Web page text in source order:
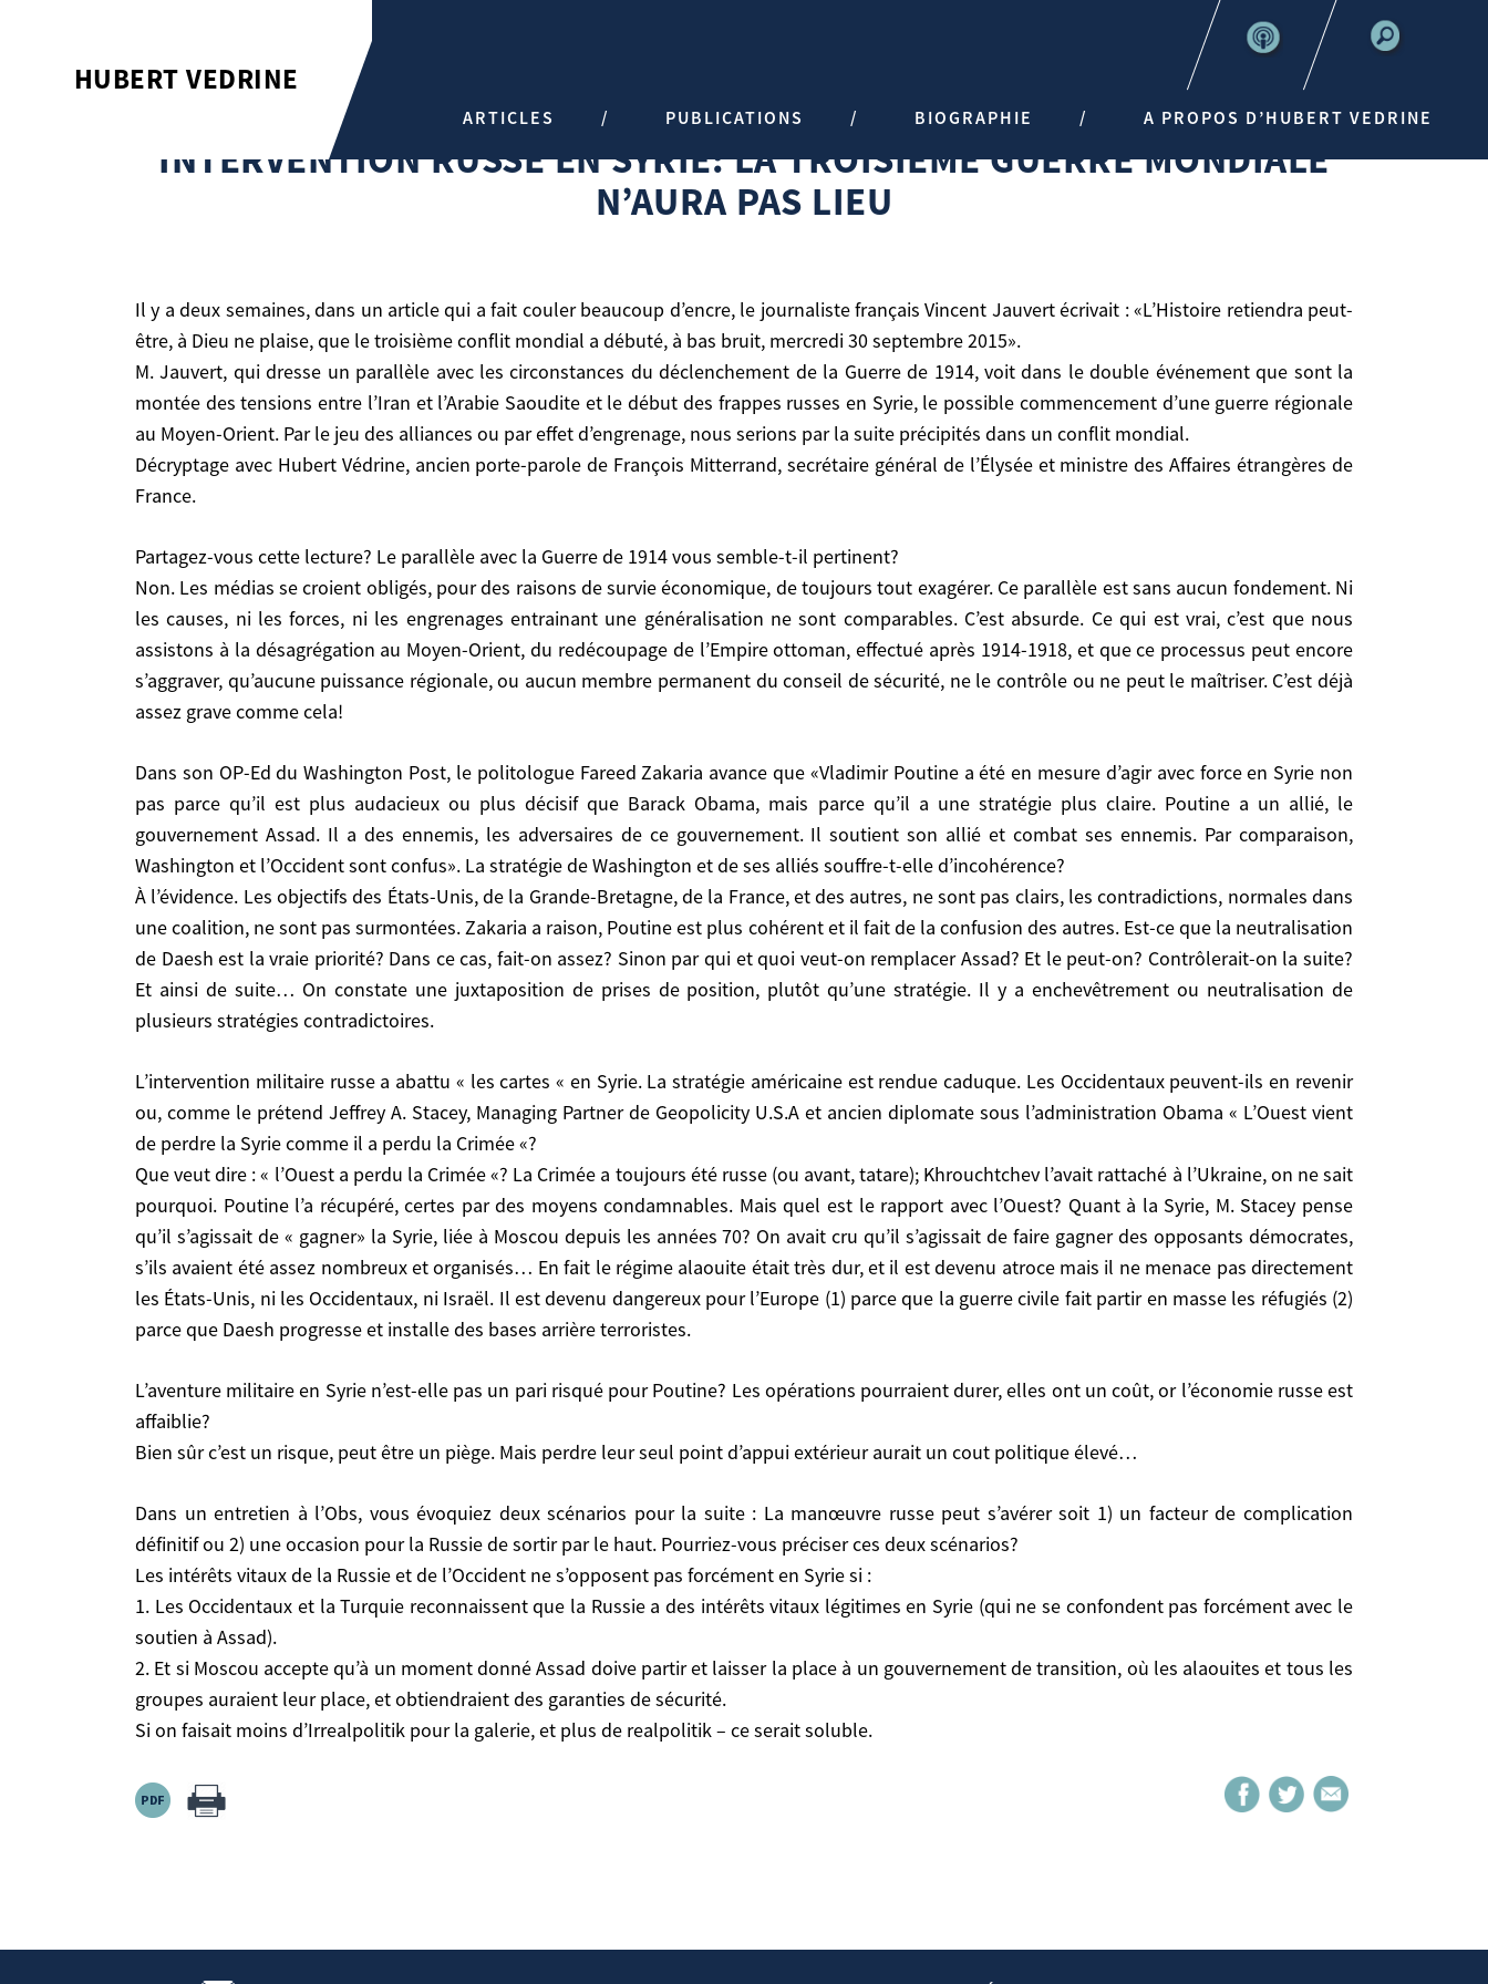
HUBERT VEDRINE
ARTICLES PUBLICATIONS BIOGRAPHIE A PROPOS D’HUBERT VEDRINE
INTERVENTION RUSSE EN SYRIE: LA TROISIÈME GUERRE MONDIALE
N’AURA PAS LIEU
Il y a deux semaines, dans un article qui a fait couler beaucoup d’encre, le journaliste français Vincent Jauvert écrivait : «L’Histoire retiendra peut-
être, à Dieu ne plaise, que le troisième conflit mondial a débuté, à bas bruit, mercredi 30 septembre 2015».
M. Jauvert, qui dresse un parallèle avec les circonstances du déclenchement de la Guerre de 1914, voit dans le double événement que sont la
montée des tensions entre l’Iran et l’Arabie Saoudite et le début des frappes russes en Syrie, le possible commencement d’une guerre régionale
au Moyen-Orient. Par le jeu des alliances ou par effet d’engrenage, nous serions par la suite précipités dans un conflit mondial.
Décryptage avec Hubert Védrine, ancien porte-parole de François Mitterrand, secrétaire général de l’Élysée et ministre des Affaires étrangères de
France.
Partagez-vous cette lecture? Le parallèle avec la Guerre de 1914 vous semble-t-il pertinent?
Non. Les médias se croient obligés, pour des raisons de survie économique, de toujours tout exagérer. Ce parallèle est sans aucun fondement. Ni
les causes, ni les forces, ni les engrenages entrainant une généralisation ne sont comparables. C’est absurde. Ce qui est vrai, c’est que nous
assistons à la désagrégation au Moyen-Orient, du redécoupage de l’Empire ottoman, effectué après 1914-1918, et que ce processus peut encore
s’aggraver, qu’aucune puissance régionale, ou aucun membre permanent du conseil de sécurité, ne le contrôle ou ne peut le maîtriser. C’est déjà
assez grave comme cela!
Dans son OP-Ed du Washington Post, le politologue Fareed Zakaria avance que «Vladimir Poutine a été en mesure d’agir avec force en Syrie non
pas parce qu’il est plus audacieux ou plus décisif que Barack Obama, mais parce qu’il a une stratégie plus claire. Poutine a un allié, le
gouvernement Assad. Il a des ennemis, les adversaires de ce gouvernement. Il soutient son allié et combat ses ennemis. Par comparaison,
Washington et l’Occident sont confus». La stratégie de Washington et de ses alliés souffre-t-elle d’incohérence?
À l’évidence. Les objectifs des États-Unis, de la Grande-Bretagne, de la France, et des autres, ne sont pas clairs, les contradictions, normales dans
une coalition, ne sont pas surmontées. Zakaria a raison, Poutine est plus cohérent et il fait de la confusion des autres. Est-ce que la neutralisation
de Daesh est la vraie priorité? Dans ce cas, fait-on assez? Sinon par qui et quoi veut-on remplacer Assad? Et le peut-on? Contrôlerait-on la suite?
Et ainsi de suite… On constate une juxtaposition de prises de position, plutôt qu’une stratégie. Il y a enchevêtrement ou neutralisation de
plusieurs stratégies contradictoires.
L’intervention militaire russe a abattu « les cartes « en Syrie. La stratégie américaine est rendue caduque. Les Occidentaux peuvent-ils en revenir
ou, comme le prétend Jeffrey A. Stacey, Managing Partner de Geopolicity U.S.A et ancien diplomate sous l’administration Obama « L’Ouest vient
de perdre la Syrie comme il a perdu la Crimée «?
Que veut dire : « l’Ouest a perdu la Crimée «? La Crimée a toujours été russe (ou avant, tatare); Khrouchtchev l’avait rattaché à l’Ukraine, on ne sait
pourquoi. Poutine l’a récupéré, certes par des moyens condamnables. Mais quel est le rapport avec l’Ouest? Quant à la Syrie, M. Stacey pense
qu’il s’agissait de « gagner» la Syrie, liée à Moscou depuis les années 70? On avait cru qu’il s’agissait de faire gagner des opposants démocrates,
s’ils avaient été assez nombreux et organisés… En fait le régime alaouite était très dur, et il est devenu atroce mais il ne menace pas directement
les États-Unis, ni les Occidentaux, ni Israël. Il est devenu dangereux pour l’Europe (1) parce que la guerre civile fait partir en masse les réfugiés (2)
parce que Daesh progresse et installe des bases arrière terroristes.
L’aventure militaire en Syrie n’est-elle pas un pari risqué pour Poutine? Les opérations pourraient durer, elles ont un coût, or l’économie russe est
affaiblie?
Bien sûr c’est un risque, peut être un piège. Mais perdre leur seul point d’appui extérieur aurait un cout politique élevé…
Dans un entretien à l’Obs, vous évoquiez deux scénarios pour la suite : La manœuvre russe peut s’avérer soit 1) un facteur de complication
définitif ou 2) une occasion pour la Russie de sortir par le haut. Pourriez-vous préciser ces deux scénarios?
Les intérêts vitaux de la Russie et de l’Occident ne s’opposent pas forcément en Syrie si :
1. Les Occidentaux et la Turquie reconnaissent que la Russie a des intérêts vitaux légitimes en Syrie (qui ne se confondent pas forcément avec le
soutien à Assad).
2. Et si Moscou accepte qu’à un moment donné Assad doive partir et laisser la place à un gouvernement de transition, où les alaouites et tous les
groupes auraient leur place, et obtiendraient des garanties de sécurité.
Si on faisait moins d’Irrealpolitik pour la galerie, et plus de realpolitik – ce serait soluble.
INTERVENTION RUSSE EN SYRIE: LA TROISIÈME GUERRE MONDIALE N’AURA PAS LIEU
Intervention russe en Syrie: la Troisième Guerre mondiale n’aura pas lieu
Dieu ne plaise, que le troisième conflit mondial a débuté, à bas bruit, mercredi 30 septembre 2015».
M. Jauvert, qui dresse un parallèle avec les circonstances du déclenchement de la Guerre de 1914, voit dans le double événement que sont la montée des
le jeu des alliances ou par effet d’engrenage, nous serions par la suite précipités dans un conflit mondial.
Décryptage avec Hubert Védrine, ancien porte-parole de François Mitterrand, secrétaire général de l’Élysée et ministre des Affaires étrangères de France.
Partagez-vous cette lecture? Le parallèle avec la Guerre de 1914 vous semble-t-il pertinent?
Non. Les médias se croient obligés, pour des raisons de survie économique, de toujours tout exagérer. Ce parallèle est sans aucun fondement. Ni les
causes, ni les forces, ni les engrenages entrainant une généralisation ne sont comparables. C’est absurde. Ce qui est vrai, c’est que nous assistons à la
désagrégation au Moyen-Orient, du redécoupage de l’Empire ottoman, effectué après 1914-1918, et que ce processus peut encore s’aggraver, qu’aucune
qu’il est plus audacieux ou plus décisif que Barack Obama, mais parce qu’il a une stratégie plus claire. Poutine a un allié, le gouvernement Assad. Il a des
ennemis, les adversaires de ce gouvernement. Il soutient son allié et combat ses ennemis. Par comparaison, Washington et l’Occident sont confus». La
stratégie de Washington et de ses alliés souffre-t-elle d’incohérence?
À l’évidence. Les objectifs des États-Unis, de la Grande-Bretagne, de la France, et des autres, ne sont pas clairs, les contradictions, normales dans une
coalition, ne sont pas surmontées. Zakaria a raison, Poutine est plus cohérent et il fait de la confusion des autres. Est-ce que la neutralisation de Daesh
est la vraie priorité? Dans ce cas, fait-on assez? Sinon par qui et quoi veut-on remplacer Assad? Et le peut-on? Contrôlerait-on la suite? Et ainsi de suite…
On constate une juxtaposition de prises de position, plutôt qu’une stratégie. Il y a enchevêtrement ou neutralisation de plusieurs stratégies
contradictoires.
comme le prétend Jeffrey A. Stacey, Managing Partner de Geopolicity U.S.A et ancien diplomate sous l’administration Obama « L’Ouest vient de perdre la
Syrie comme il a perdu la Crimée «?
Que veut dire : « l’Ouest a perdu la Crimée «? La Crimée a toujours été russe (ou avant, tatare); Khrouchtchev l’avait rattaché à l’Ukraine, on ne sait
pourquoi. Poutine l’a récupéré, certes par des moyens condamnables. Mais quel est le rapport avec l’Ouest? Quant à la Syrie, M. Stacey pense qu’il
s’agissait de « gagner» la Syrie, liée à Moscou depuis les années 70? On avait cru qu’il s’agissait de faire gagner des opposants démocrates, s’ils avaient été
assez nombreux et organisés… En fait le régime alaouite était très dur, et il est devenu atroce mais il ne menace pas directement les États-Unis, ni les
Occidentaux, ni Israël. Il est devenu dangereux pour l’Europe (1) parce que la guerre civile fait partir en masse les réfugiés (2) parce que Daesh progresse et
installe des bases arrière terroristes.
Bien sûr c’est un risque, peut être un piège. Mais perdre leur seul point d’appui extérieur aurait un cout politique élevé…
une occasion pour la Russie de sortir par le haut. Pourriez-vous préciser ces deux scénarios?
Les intérêts vitaux de la Russie et de l’Occident ne s’opposent pas forcément en Syrie si :
1. Les Occidentaux et la Turquie reconnaissent que la Russie a des intérêts vitaux légitimes en Syrie (qui ne se confondent pas forcément avec le soutien à
2. Et si Moscou accepte qu’à un moment donné Assad doive partir et laisser la place à un gouvernement de transition, où les alaouites et tous les groupes
auraient leur place, et obtiendraient des garanties de sécurité.
Si on faisait moins d’Irrealpolitik pour la galerie, et plus de realpolitik – ce serait soluble.